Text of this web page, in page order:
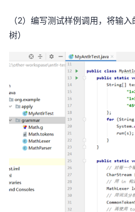
（2）编写测试样例调用，将输
树）